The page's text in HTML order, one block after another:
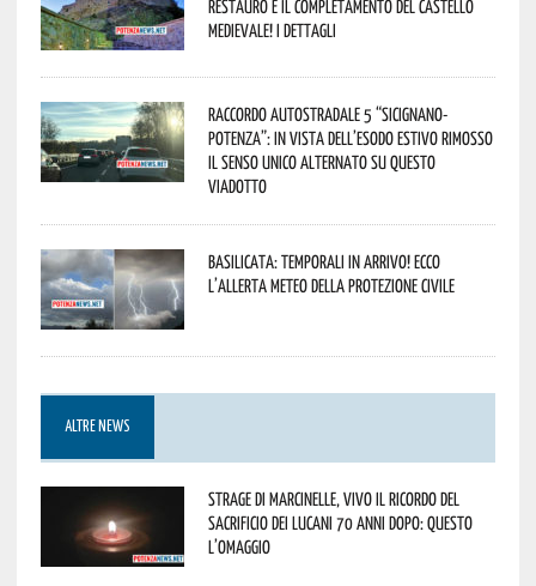
restauro e il completamento del Castello
Medievale! I dettagli
Raccordo Autostradale 5 “Sicignano-
Potenza”: in vista dell’esodo estivo rimosso
il senso unico alternato su questo
viadotto
Basilicata: temporali in arrivo! Ecco
l’allerta meteo della Protezione civile
ALTRE NEWS
Strage di Marcinelle, vivo il ricordo del
sacrificio dei lucani 70 anni dopo: questo
l’omaggio